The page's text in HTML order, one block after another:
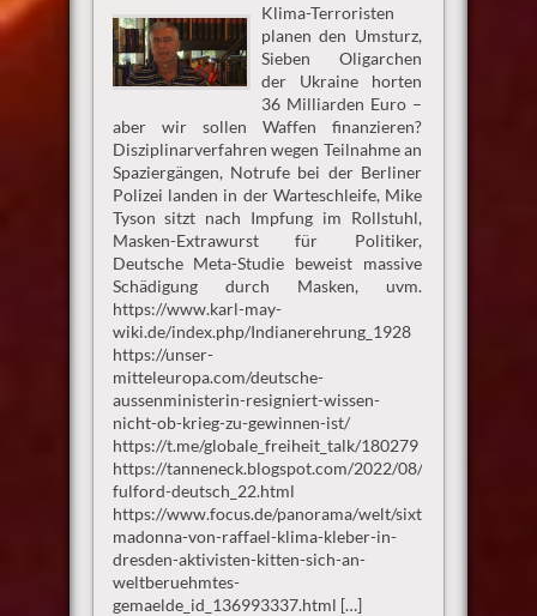
Klima-Terroristen
planen den Umsturz,
Sieben Oligarchen
der Ukraine horten
36 Milliarden Euro –
aber wir sollen Waffen finanzieren?
Disziplinarverfahren wegen Teilnahme an
Spaziergängen, Notrufe bei der Berliner
Polizei landen in der Warteschleife, Mike
Tyson sitzt nach Impfung im Rollstuhl,
Masken-Extrawurst für Politiker,
Deutsche Meta-Studie beweist massive
Schädigung durch Masken, uvm.
https://www.karl-may-
wiki.de/index.php/Indianerehrung_1928
https://unser-
mitteleuropa.com/deutsche-
aussenministerin-resigniert-wissen-
nicht-ob-krieg-zu-gewinnen-ist/
https://t.me/globale_freiheit_talk/180279
https://tanneneck.blogspot.com/2022/08/benjamin-
fulford-deutsch_22.html
https://www.focus.de/panorama/welt/sixtinische-
madonna-von-raffael-klima-kleber-in-
dresden-aktivisten-kitten-sich-an-
weltberuehmtes-
gemaelde_id_136993337.html […]